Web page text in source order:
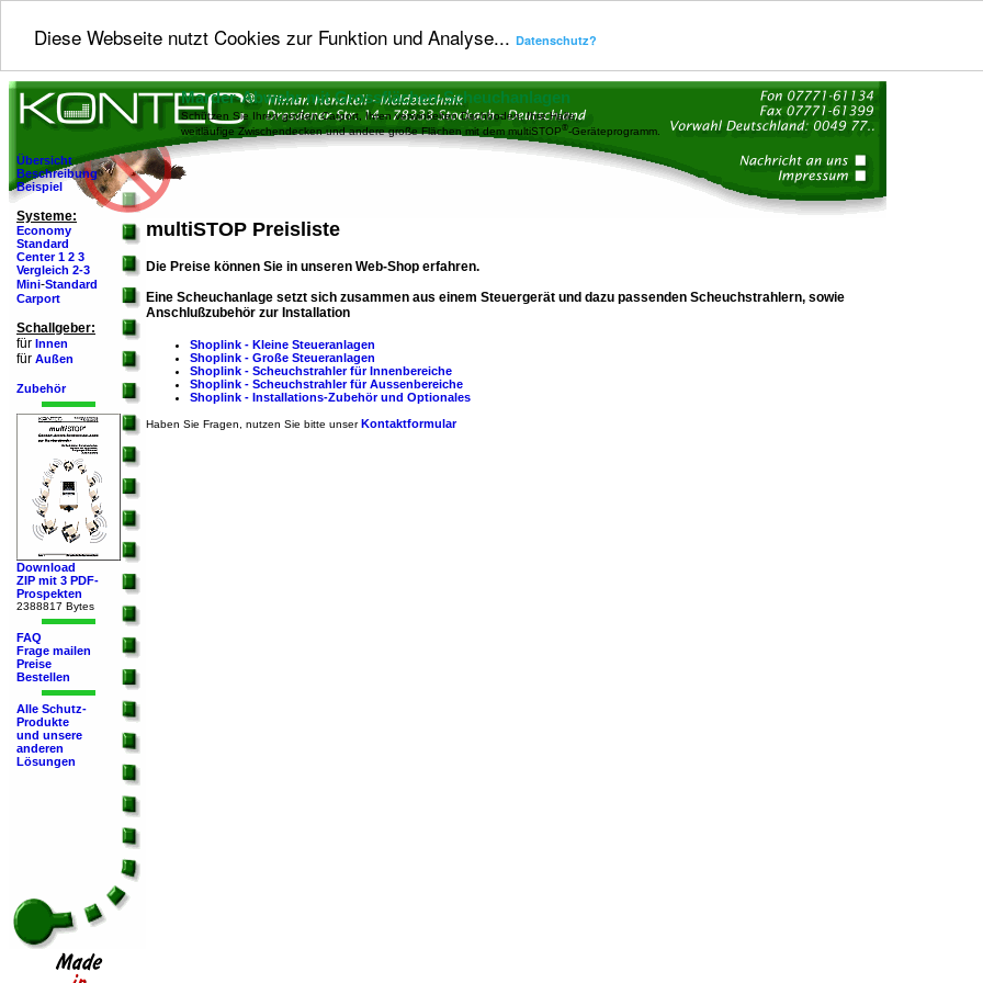
Diese Webseite nutzt Cookies zur Funktion und Analyse... Datenschutz?
Marder-Abwehr mit Grossflächen-Scheuchanlagen
Schützen Sie Ihren großen Carport, Ihren verwinkelten Dachboden, Ihre Halle,
weitläufige Zwischendecken und andere große Flächen mit dem multiSTOP®-Geräteprogramm.
Übersicht
Beschreibung
Beispiel
Systeme:
Economy
Standard
Center 1 2 3
Vergleich 2-3
Mini-Standard
Carport
Schallgeber:
für Innen
für Außen
Zubehör
Download
ZIP mit 3 PDF-
Prospekten
2388817 Bytes
FAQ
Frage mailen
Preise
Bestellen
Alle Schutz-
Produkte
und unsere
anderen
Lösungen
multiSTOP Preisliste
Die Preise können Sie in unseren Web-Shop erfahren.
Eine Scheuchanlage setzt sich zusammen aus einem Steuergerät und dazu passenden Scheuchstrahlern, sowie
Anschlußzubehör zur Installation
Shoplink - Kleine Steueranlagen
Shoplink - Große Steueranlagen
Shoplink - Scheuchstrahler für Innenbereiche
Shoplink - Scheuchstrahler für Aussenbereiche
Shoplink - Installations-Zubehör und Optionales
Haben Sie Fragen, nutzen Sie bitte unserKontaktformular